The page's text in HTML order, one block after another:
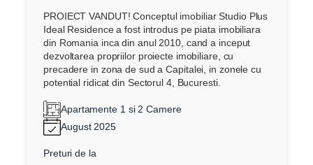
PROIECT VANDUT! Conceptul imobiliar Studio Plus
Ideal Residence a fost introdus pe piata imobiliara
din Romania inca din anul 2010, cand a inceput
dezvoltarea propriilor proiecte imobiliare, cu
precadere in zona de sud a Capitalei, in zonele cu
potential ridicat din Sectorul 4, Bucuresti.
Apartamente 1 si 2 Camere
August 2025
Preturi de la